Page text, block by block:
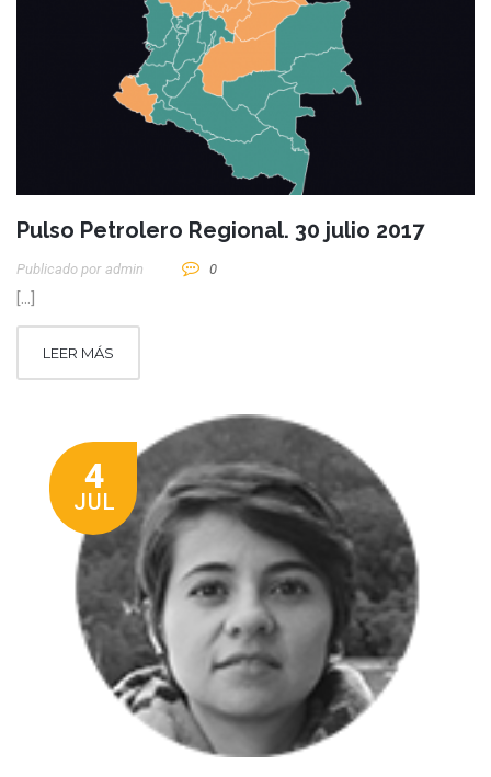
Pulso Petrolero Regional. 30 julio 2017
Publicado por Admin 0
[…]
LEER MÁS
4
JUL